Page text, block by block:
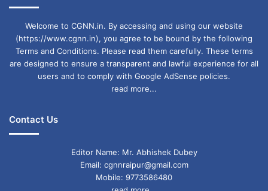
Welcome to CGNN.in. By accessing and using our website
(https://www.cgnn.in), you agree to be bound by the following
Terms and Conditions. Please read them carefully. These terms
are designed to ensure a transparent and lawful experience for all
users and to comply with Google AdSense policies.
read more...
Contact Us
Editor Name: Mr. Abhishek Dubey
Email: cgnnraipur@gmail.com
Mobile: 9773586480